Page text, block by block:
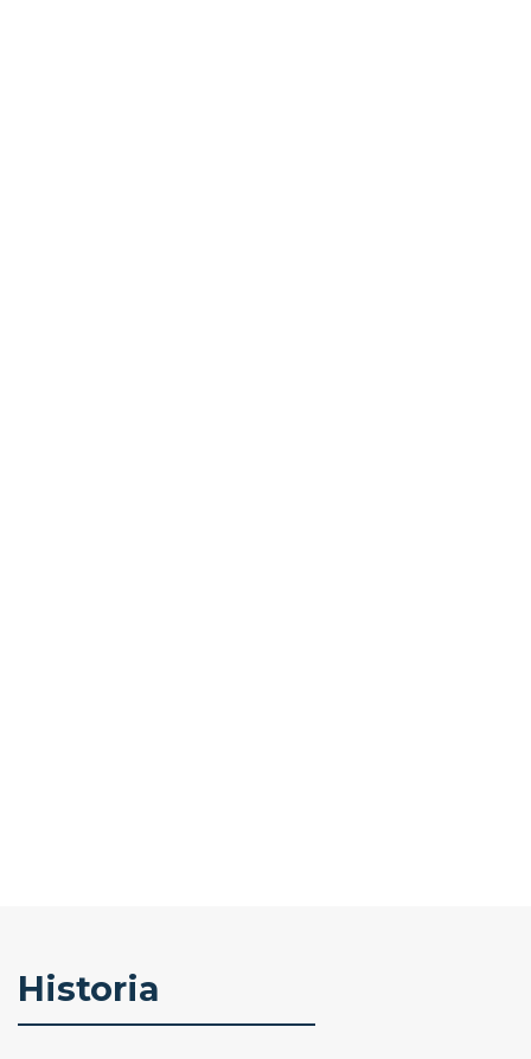
Historia